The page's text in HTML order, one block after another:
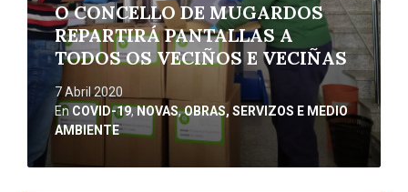
O CONCELLO DE MUGARDOS
REPARTIRÁ PANTALLAS A
TODOS OS VECIÑOS E VECIÑAS
7 Abril 2020
En COVID-19,NOVAS,OBRAS, SERVIZOS E MEDIO
AMBIENTE